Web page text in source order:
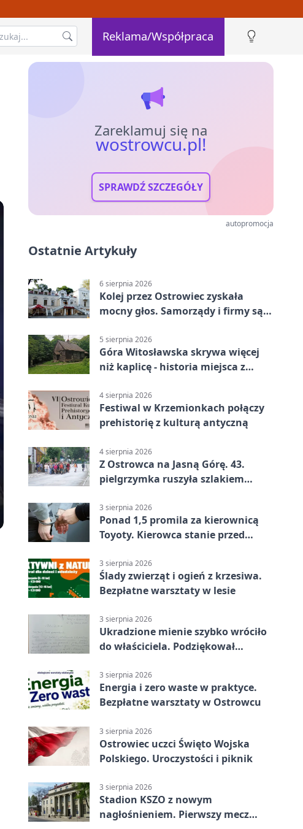
Reklama/Współpraca
Zareklamuj się na
wostrowcu.pl!
SPRAWDŹ SZCZEGÓŁY
autopromocja
Ostatnie Artykuły
6 sierpnia 2026
Kolej przez Ostrowiec zyskała
mocny głos. Samorządy i firmy są
5 sierpnia 2026
Góra Witosławska skrywa więcej
niż kaplicę - historia miejsca z
4 sierpnia 2026
Festiwal w Krzemionkach połączy
prehistorię z kulturą antyczną
4 sierpnia 2026
Z Ostrowca na Jasną Górę. 43.
pielgrzymka ruszyła szlakiem
3 sierpnia 2026
Ponad 1,5 promila za kierownicą
Toyoty. Kierowca stanie przed
3 sierpnia 2026
Ślady zwierząt i ogień z krzesiwa.
Bezpłatne warsztaty w lesie
3 sierpnia 2026
Ukradzione mienie szybko wróciło
do właściciela. Podziękował
3 sierpnia 2026
Energia i zero waste w praktyce.
Bezpłatne warsztaty w Ostrowcu
3 sierpnia 2026
Ostrowiec uczci Święto Wojska
Polskiego. Uroczystości i piknik
3 sierpnia 2026
Stadion KSZO z nowym
nagłośnieniem. Pierwszy mecz